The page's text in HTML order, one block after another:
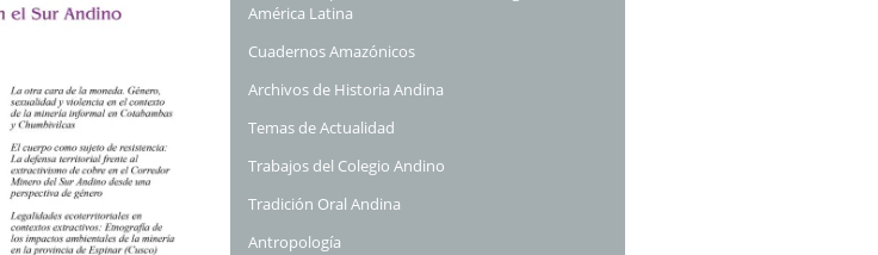
América Latina
Cuadernos Amazónicos
Archivos de Historia Andina
Temas de Actualidad
Trabajos del Colegio Andino
Tradición Oral Andina
Antropología